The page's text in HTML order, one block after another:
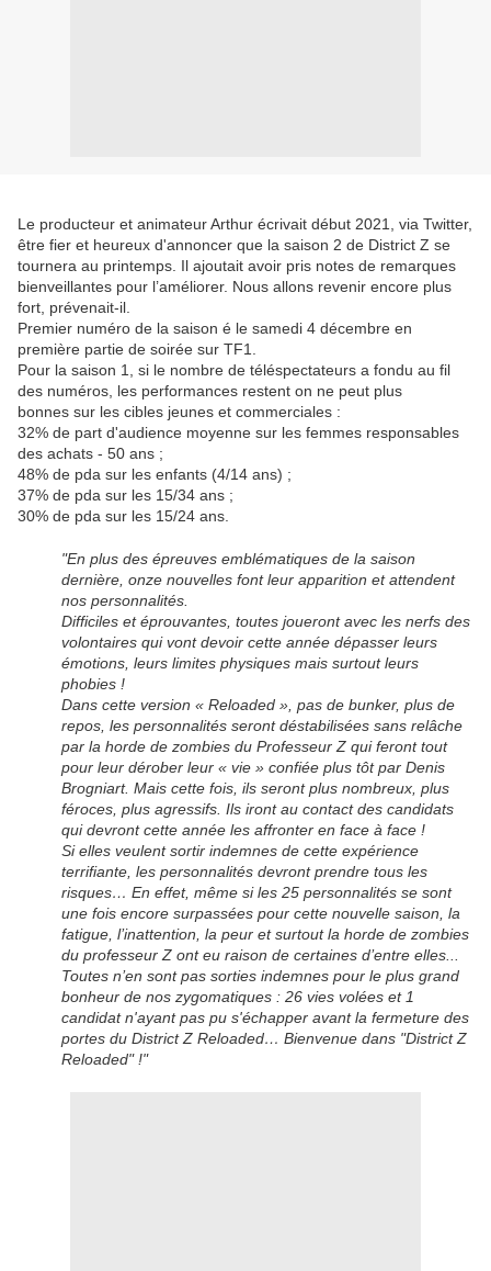
Le producteur et animateur Arthur écrivait début 2021, via Twitter,
être fier et heureux d'annoncer que la saison 2 de District Z se
tournera au printemps. Il ajoutait avoir pris notes de remarques
bienveillantes pour l’améliorer. Nous allons revenir encore plus
fort, prévenait-il.
Premier numéro de la saison é le samedi 4 décembre en
première partie de soirée sur TF1.
Pour la saison 1, si le nombre de téléspectateurs a fondu au fil
des numéros, les performances restent on ne peut plus
bonnes sur les cibles jeunes et commerciales :
32% de part d'audience moyenne sur les femmes responsables
des achats - 50 ans ;
48% de pda sur les enfants (4/14 ans) ;
37% de pda sur les 15/34 ans ;
30% de pda sur les 15/24 ans.
"En plus des épreuves emblématiques de la saison
dernière, onze nouvelles font leur apparition et attendent
nos personnalités.
Difficiles et éprouvantes, toutes joueront avec les nerfs des
volontaires qui vont devoir cette année dépasser leurs
émotions, leurs limites physiques mais surtout leurs
phobies !
Dans cette version « Reloaded », pas de bunker, plus de
repos, les personnalités seront déstabilisées sans relâche
par la horde de zombies du Professeur Z qui feront tout
pour leur dérober leur « vie » confiée plus tôt par Denis
Brogniart. Mais cette fois, ils seront plus nombreux, plus
féroces, plus agressifs. Ils iront au contact des candidats
qui devront cette année les affronter en face à face !
Si elles veulent sortir indemnes de cette expérience
terrifiante, les personnalités devront prendre tous les
risques… En effet, même si les 25 personnalités se sont
une fois encore surpassées pour cette nouvelle saison, la
fatigue, l’inattention, la peur et surtout la horde de zombies
du professeur Z ont eu raison de certaines d’entre elles...
Toutes n’en sont pas sorties indemnes pour le plus grand
bonheur de nos zygomatiques : 26 vies volées et 1
candidat n'ayant pas pu s'échapper avant la fermeture des
portes du District Z Reloaded… Bienvenue dans "District Z
Reloaded" !"